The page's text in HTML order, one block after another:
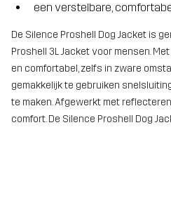
een verstelbare,
De Silence Proshell Dog Jacket is
Proshell 3L Jacket voor mensen.
en comfortabel, zelfs in zware
gemakkelijk te gebruiken
te maken. Afgewerkt met
comfort. De Silence Proshell Dog